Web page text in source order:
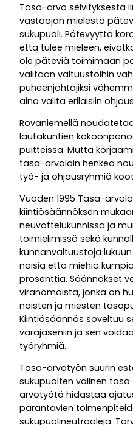
Tasa-arvo selvityksestä
vastaajan mielestä
sukupuoli. Pätevyyttä
että tulee mieleen,
ole päteviä toimimaan
valitaan valtuustoihin
puheenjohtajiksi
aina valita erilaisiin
Rovaniemellä
lautakuntien
puitteissa. Mutta
tasa-arvolain henkeä
työ- ja ohjausryhmiä
Vuoden 1995 Tasa-
kiintiösäännöksen
neuvottelukunnissa ja
toimielimissä sekä
kunnanvaltuustoja
naisia että miehiä
prosenttia. Säännökset
viranomaista, jonka on
naisten ja miesten
Kiintiösäännös soveltuu
varajäseniin ja sen
työryhmiä.
Tasa-arvotyön suurin
sukupuolten välinen
arvotyötä hidastaa
parantavien
sukupuolineutraaleja.